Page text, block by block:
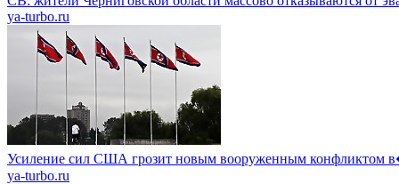
ya-turbo.ru
Усиление сил США грозит новым вооруженным
ya-turbo.ru